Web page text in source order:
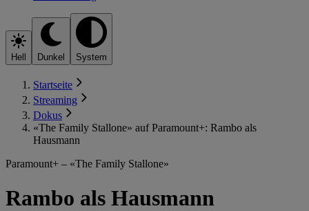
Hell Dunkel System
Startseite
Streaming
Dokus
«The Family Stallone» auf Paramount+: Rambo als
Hausmann
Paramount+ – «The Family Stallone»
Rambo als Hausmann